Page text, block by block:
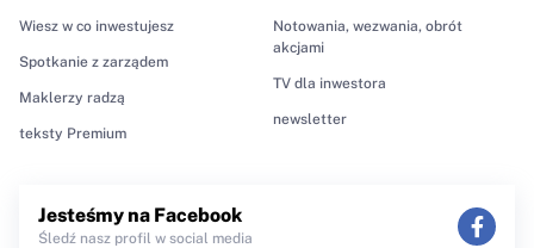
Wiesz w co inwestujesz
Spotkanie z zarządem
Maklerzy radzą
teksty Premium
Notowania, wezwania, obrót
akcjami
TV dla inwestora
newsletter
Jesteśmy na Facebook
Śledź nasz profil w social media